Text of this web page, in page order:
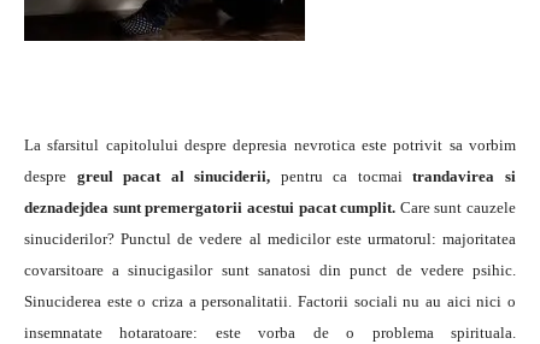
La sfarsitul capitolului despre depresia nevrotica este potrivit sa vorbim
despre greul pacat al sinuciderii, pentru ca tocmaitrandavirea si
deznadejdea sunt premergatorii acestui pacat cumplit. Care sunt cauzele
sinuciderilor? Punctul de vedere al medicilor este urmatorul: majoritatea
covarsitoare a sinucigasilor sunt sanatosi din punct de vedere psihic.
Sinuciderea este o criza a personalitatii. Factorii sociali nu au aici nici o
insemnatate hotaratoare: este vorba de o problema spirituala.